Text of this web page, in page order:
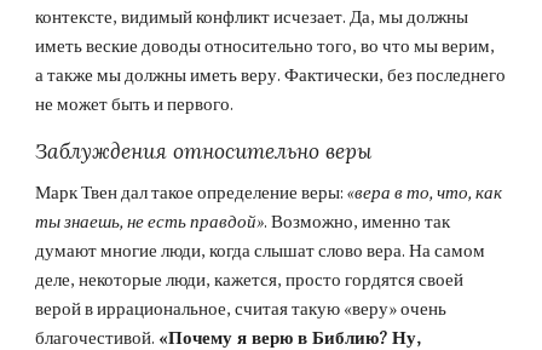
контексте, видимый конфликт исчезает. Да, мы должны
иметь веские доводы относительно того, во что мы верим,
а также мы должны иметь веру. Фактически, без последнего
не может быть и первого.
Заблуждения относительно веры
Марк Твен дал такое определение веры: «вера в то, что, как
ты знаешь, не есть правдой». Возможно, именно так
думают многие люди, когда слышат слово вера. На самом
деле, некоторые люди, кажется, просто гордятся своей
верой в иррациональное, считая такую «веру» очень
благочестивой. «Почему я верю в Библию? Ну,